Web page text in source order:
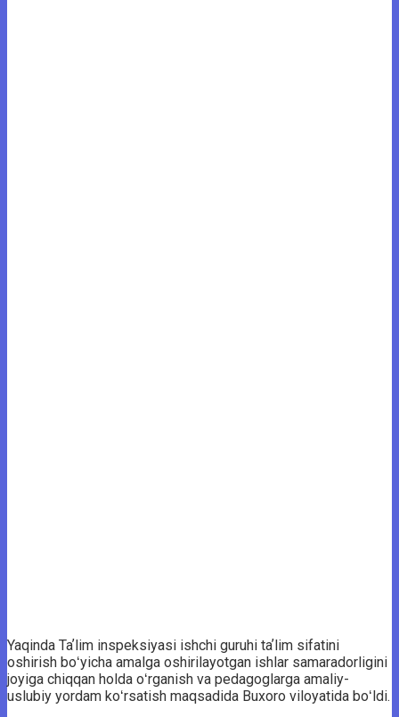
Yaqinda Taʼlim inspeksiyasi ishchi guruhi taʼlim sifatini
oshirish boʻyicha amalga oshirilayotgan ishlar samaradorligini
joyiga chiqqan holda oʻrganish va pedagoglarga amaliy-
uslubiy yordam koʻrsatish maqsadida Buxoro viloyatida boʻldi.